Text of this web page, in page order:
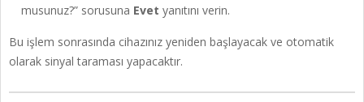
musunuz?” sorusuna Evet yanıtını verin.
Bu işlem sonrasında cihazınız yeniden başlayacak ve otomatik
olarak sinyal taraması yapacaktır.